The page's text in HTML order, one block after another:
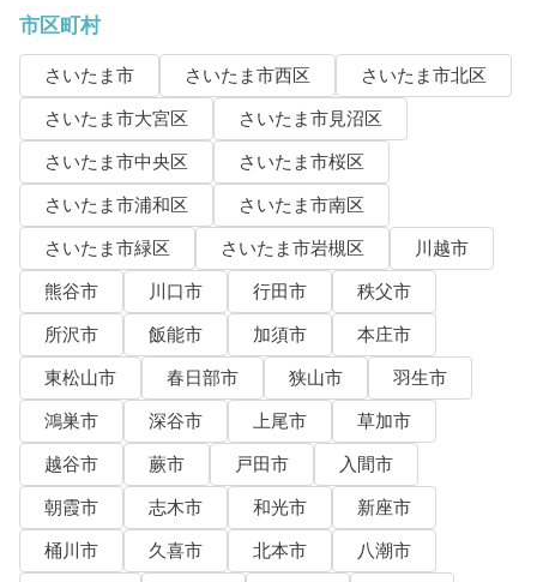
市区町村
さいたま市 さいたま市西区
さいたま市北区
さいたま市大宮区
さいたま市見沼区
さいたま市中央区
さいたま市桜区
さいたま市浦和区
さいたま市南区
さいたま市緑区
さいたま市岩槻区
川越市
熊谷市
川口市 行田市
秩父市
所沢市
飯能市 加須市
本庄市
東松山市
春日部市 狭山市
羽生市
鴻巣市
深谷市 上尾市
草加市
越谷市
蕨市 戸田市
入間市
朝霞市
志木市 和光市
新座市
桶川市
久喜市 北本市
八潮市